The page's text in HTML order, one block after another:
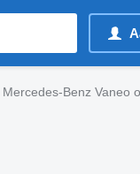
Benz Vaneo